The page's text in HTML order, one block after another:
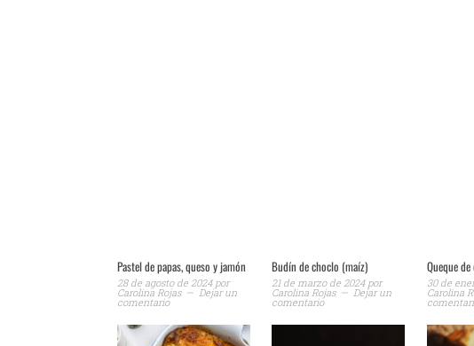
Pastel de papas, queso y jamón
28 de agosto de 2024por
Carolina Rojas Dejar un
comentario
Budín de choclo (maíz)
21 de marzo de 2024por
Carolina Rojas Dejar un
comentario
Queque
30 de
Carolina